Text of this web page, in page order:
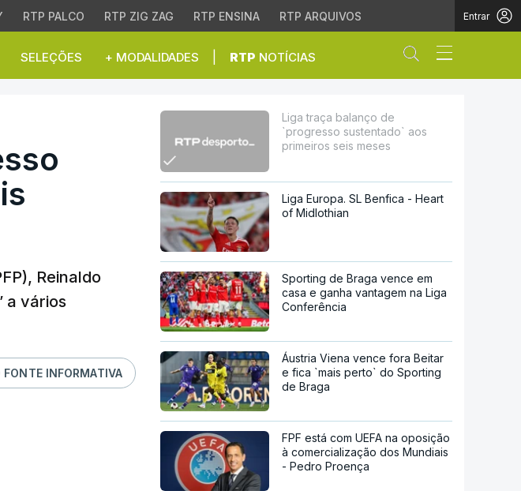
RTP PALCO RTP ZIG ZAG RTP ENSINA RTP ARQUIVOS Entrar
SELEÇÕES + MODALIDADES RTP NOTÍCIAS Abrir campo
sustentado` aos primeiros seis
Reinaldo
a vários
INFORMATIVA
Liga traça balanço de
`progresso sustentado` aos
primeiros seis meses
Liga Europa. SL Benfica - Heart
of Midlothian
Sporting de Braga vence em
casa e ganha vantagem na Liga
Conferência
Áustria Viena vence fora Beitar
e fica `mais perto` do Sporting
de Braga
FPF está com UEFA na oposição
à comercialização dos Mundiais
- Pedro Proença